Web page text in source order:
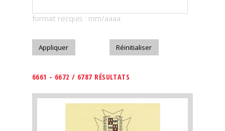
Télécharger
format recquis : mm/aaaa
6661 - 6672 / 6787 RÉSULTATS